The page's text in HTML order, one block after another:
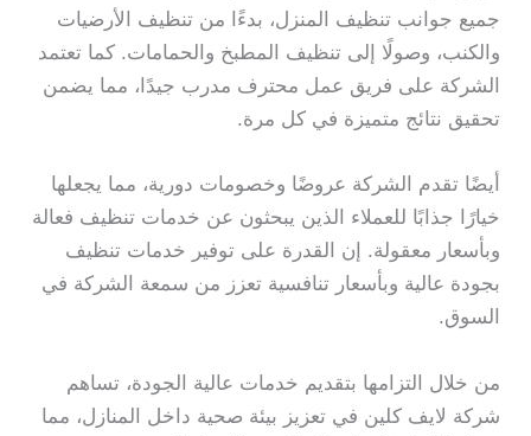
جميع جوانب تنظيف المنزل، بدءًا من تنظيف الأرضيات
والكنب، وصولًا إلى تنظيف المطبخ والحمامات. كما تعتمد
الشركة على فريق عمل محترف مدرب جيدًا، مما يضمن
تحقيق نتائج متميزة في كل مرة.
أيضًا تقدم الشركة عروضًا وخصومات دورية، مما يجعلها
خيارًا جذابًا للعملاء الذين يبحثون عن خدمات تنظيف فعالة
وبأسعار معقولة. إن القدرة على توفير خدمات تنظيف
بجودة عالية وبأسعار تنافسية تعزز من سمعة الشركة في
السوق.
من خلال التزامها بتقديم خدمات عالية الجودة، تساهم
شركة لايف كلين في تعزيز بيئة صحية داخل المنازل، مما